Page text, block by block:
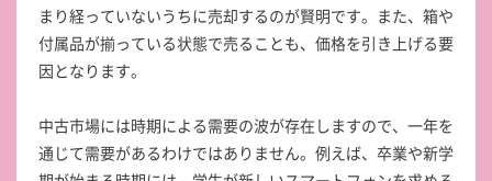
まり経っていないうちに売却するのが賢明です。また、箱や
付属品が揃っている状態で売ることも、価格を引き上げる要
因となります。
中古市場には時期による需要の波が存在しますので、一年を
通じて需要があるわけではありません。例えば、卒業や新学